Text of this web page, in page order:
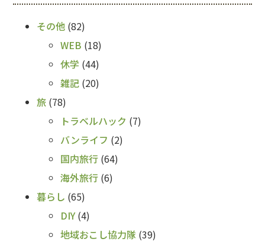
その他 (82)
WEB (18)
休学 (44)
雑記 (20)
旅 (78)
トラベルハック (7)
バンライフ (2)
国内旅行 (64)
海外旅行 (6)
暮らし (65)
DIY(4)
地域おこし協力隊 (39)